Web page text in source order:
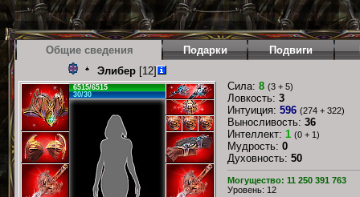
Общие сведения Подарки Подвиги
Элибер [12]
6515/6515
30/30
Сила: 8 (3 + 5)
Ловкость: 3
Интуиция: 596 (274 + 322)
Выносливость: 36
Интеллект: 1 (0 + 1)
Мудрость: 0
Духовность: 50
Могущество: 11 250 391 763
Уровень: 12